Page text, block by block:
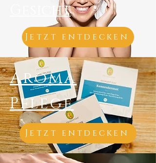
Gesicht
Jetzt entdecken
Aroma
Pflege
Jetzt entdecken